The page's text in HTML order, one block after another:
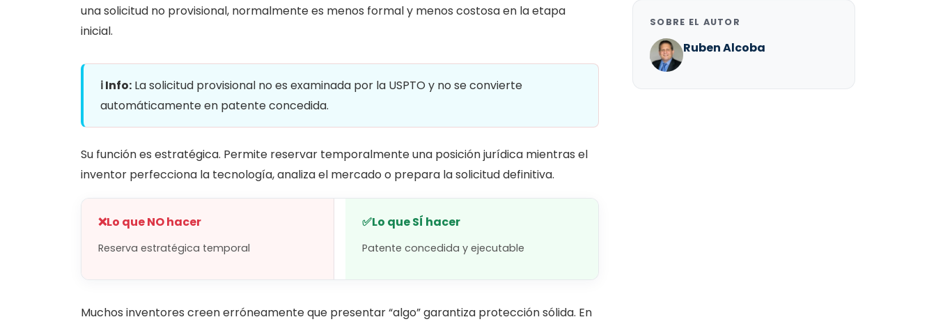
una solicitud no provisional, normalmente es menos formal y menos costosa en la etapa
inicial.
ℹ️ Info: La solicitud provisional no es examinada por la USPTO y no se convierte
automáticamente en patente concedida.
Su función es estratégica. Permite reservar temporalmente una posición jurídica mientras el
inventor perfecciona la tecnología, analiza el mercado o prepara la solicitud definitiva.
❌Lo que NO hacer
Reserva estratégica temporal
✅Lo que SÍ hacer
Patente concedida y ejecutable
Muchos inventores creen erróneamente que presentar “algo” garantiza protección sólida. En
SOBRE EL AUTOR
Ruben Alcoba